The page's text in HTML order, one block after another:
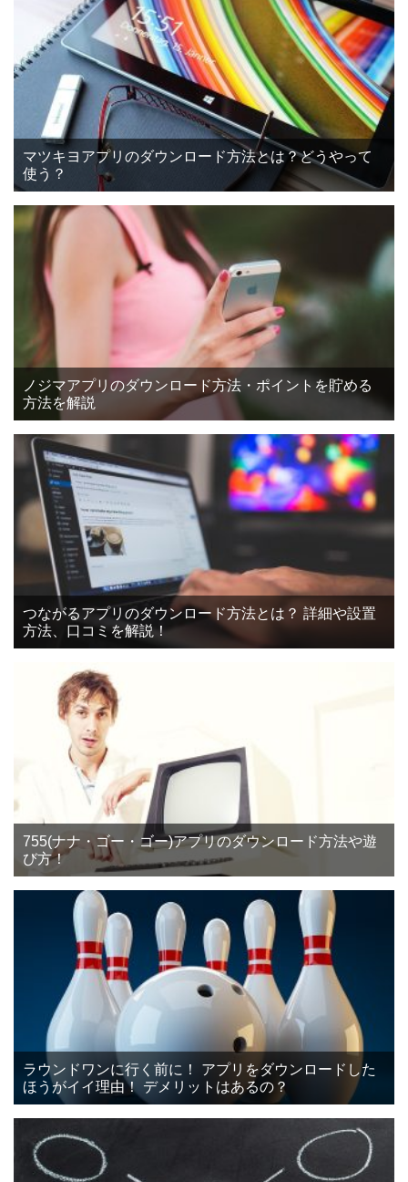
マツキヨアプリのダウンロード方法とは？どうやって
使う？
ノジマアプリのダウンロード方法・ポイントを貯める
方法を解説
つながるアプリのダウンロード方法とは？ 詳細や設置
方法、口コミを解説！
755(ナナ・ゴー・ゴー)アプリのダウンロード方法や遊
び方！
ラウンドワンに行く前に！ アプリをダウンロードした
ほうがイイ理由！ デメリットはあるの？